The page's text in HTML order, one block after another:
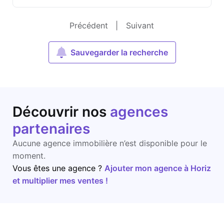
Précédent Suivant
Sauvegarder la recherche
Découvrir nos agences
partenaires
Aucune agence immobilière n’est disponible pour le
moment.
Vous êtes une agence ? Ajouter mon agence à Horiz
et multiplier mes ventes !